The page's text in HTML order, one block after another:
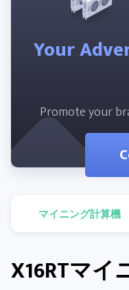
Your
Promote your
マイニング計算機
X16RTマ